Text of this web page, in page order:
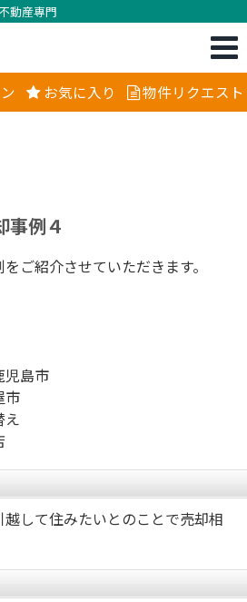
動産専門
お気に入り 物件リクエスト
事例４
ご紹介させていただきます。
島市
市
え
して住みたいとのことで売却相